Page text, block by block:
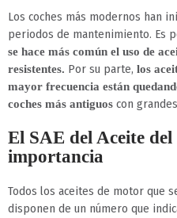
Los coches más modernos han
periodos de mantenimiento. Es
se hace más común el uso de
resistentes. Por su parte, los
mayor frecuencia están
coches más antiguos con
El SAE del Aceite
importancia
Todos los aceites de motor que
disponen de un número que